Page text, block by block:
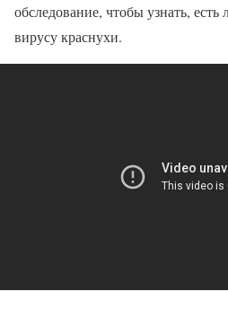
обследование, чтобы узнать,
вирусу краснухи.